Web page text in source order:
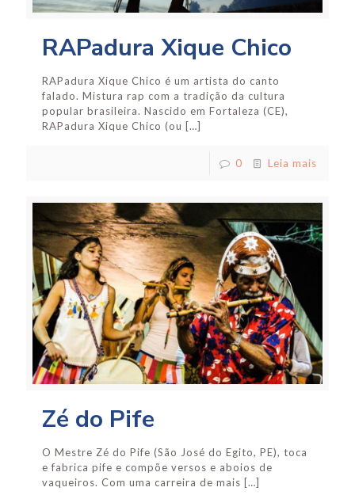
RAPadura Xique Chico
RAPadura Xique Chico é um artista do canto
falado. Mistura rap com a tradição da cultura
popular brasileira. Nascido em Fortaleza (CE),
RAPadura Xique Chico (ou […]
0 Leia mais
Zé do Pife
O Mestre Zé do Pife (São José do Egito, PE), toca
e fabrica pife e compõe versos e aboios de
vaqueiros. Com uma carreira de mais […]